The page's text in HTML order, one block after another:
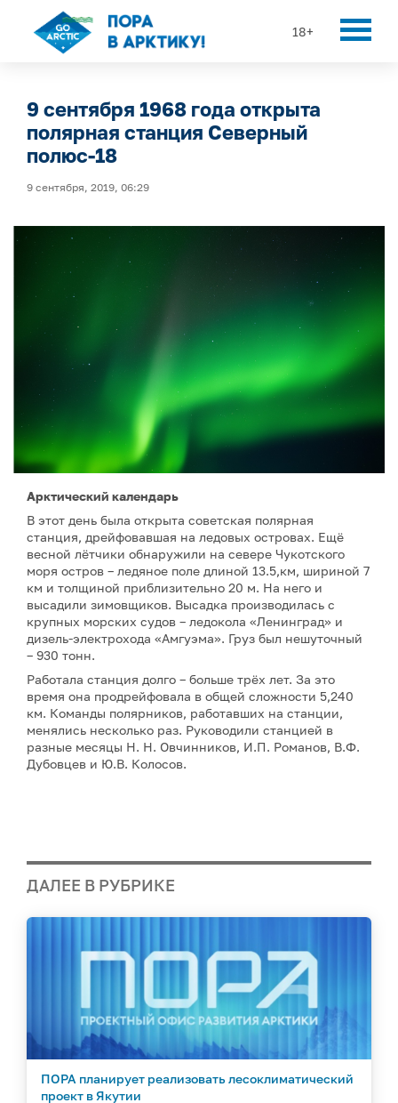
18+
9 сентября 1968 года открыта
полярная станция Северный
полюс-18
9 сентября, 2019, 06:29
Арктический календарь
В этот день была открыта советская полярная
станция, дрейфовавшая на ледовых островах. Ещё
весной лётчики обнаружили на севере Чукотского
моря остров – ледяное поле длиной 13.5,км, шириной 7
км и толщиной приблизительно 20 м. На него и
высадили зимовщиков. Высадка производилась с
крупных морских судов – ледокола «Ленинград» и
дизель-электрохода «Амгуэма». Груз был нешуточный
– 930 тонн.
Работала станция долго – больше трёх лет. За это
время она продрейфовала в общей сложности 5,240
км. Команды полярников, работавших на станции,
менялись несколько раз. Руководили станцией в
разные месяцы Н. Н. Овчинников, И.П. Романов, В.Ф.
Дубовцев и Ю.В. Колосов.
ДАЛЕЕ В РУБРИКЕ
ПОРА планирует реализовать лесоклиматический
проект в Якутии